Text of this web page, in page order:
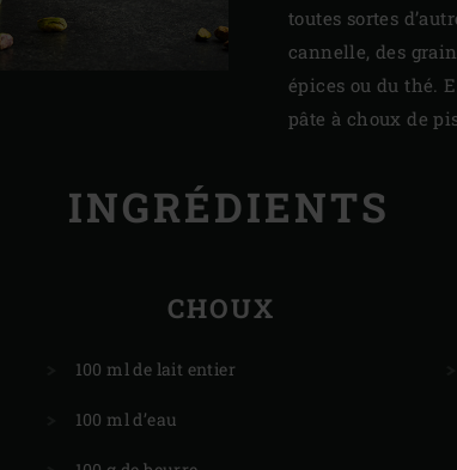
toutes sortes
cannelle, des
épices ou du thé.
pâte à choux de
INGRÉDIENTS
CHOUX
100 ml de lait entier
100 ml d’eau